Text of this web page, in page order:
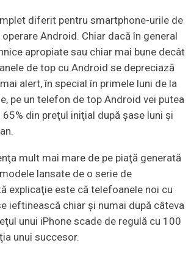
diferit pentru smartphone-urile de
Android. Chiar dacă în general
apropiate sau chiar mai bune decât
de top cu Android se depreciază
alert, în special în primele luni de la
pe un telefon de top Android vei putea
din preţul iniţial după şase luni şi
mult mai mare de pe piaţă generată
lansate de o serie de
explicaţie este că telefoanele noi cu
ieftinească chiar şi numai după câteva
unui iPhone scade de regulă cu 100
unui succesor.